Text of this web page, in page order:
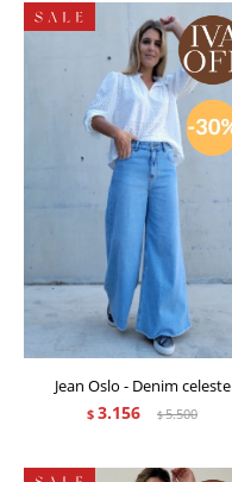
Jean Oslo - Denim celeste
$ 3.156 $5.500